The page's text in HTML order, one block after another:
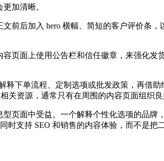
加清晰。
前后加入 hero 横幅、简短的客户评价条
页面上使用公告栏和信任徽章，来强化
释下单流程、定制选项或批发政策，再借
关资源，通常只有在周围的内容页面组织
页面中受益。一个解释个性化选项的品
时支持 SEO 和销售的内容体验，而不是把